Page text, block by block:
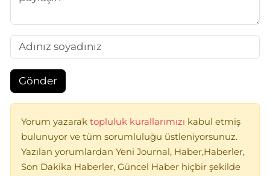
Gönder
Yorum yazarak topluluk kurallarımızı kabul etmiş
bulunuyor ve tüm sorumluluğu üstleniyorsunuz.
Yazılan yorumlardan Yeni Journal, Haber,Haberler,
Son Dakika Haberler, Güncel Haber hiçbir şekilde